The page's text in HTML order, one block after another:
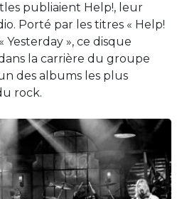
publiaient Help!, leur
Porté par les titres « Help!
Yesterday », ce disque
la carrière du groupe
des albums les plus
rock.